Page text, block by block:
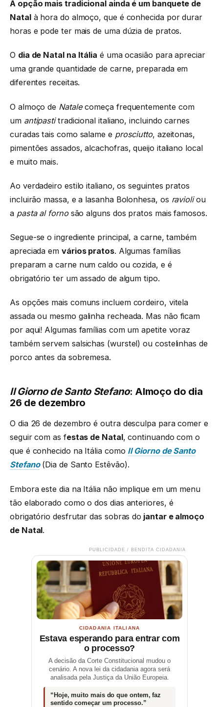
A opção mais tradicional ainda é um banquete de
Natalà hora do almoço, que é conhecida por durar
horas e pode ter mais de uma dúzia de pratos.
O dia de Natal na Itália é uma ocasião para apreciar
uma grande quantidade de carne, preparada em
diferentes receitas.
O almoço de Natalecomeça frequentemente com
um antipastitradicional italiano, incluindo carnes
curadas tais como salame e prosciutto, azeitonas,
pimentões assados, alcachofras, queijo italiano local
e muito mais.
Ao verdadeiro estilo italiano, os seguintes pratos
incluirão massa, e a lasanha Bolonhesa, os ravioliou
a pasta al forno são alguns dos pratos mais famosos.
Segue-se o ingrediente principal, a carne, também
apreciada em vários pratos. Algumas famílias
preparam a carne num caldo ou cozida, e é
obrigatório ter um assado de algum tipo.
As opções mais comuns incluem cordeiro, vitela
assada ou mesmo galinha recheada. Mas não ficam
por aqui! Algumas famílias com um apetite voraz
também servem salsichas (wurstel) ou costelinhas de
porco antes da sobremesa.
Il Giorno de Santo Stefano: Almoço do dia
26 de dezembro
O dia 26 de dezembro é outra desculpa para comer e
seguir com as festas de Natal, continuando com o
que é conhecido na Itália como Il Giorno de Santo
Stefano(Dia de Santo Estêvão).
Embora este dia na Itália não implique em um menu
tão elaborado como o dos dias anteriores, é
obrigatório desfrutar das sobras do jantar e almoço
de Natal.
PUBLICIDADE / BENDITA CIDADANIA
CIDADANIA ITALIANA
Estava esperando para entrar com
o processo?
A decisão da Corte Constitucional mudou o
cenário. A nova lei da cidadania agora será
analisada pela Justiça da União Europeia.
“Hoje, muito mais do que ontem, faz
sentido começar um processo.”